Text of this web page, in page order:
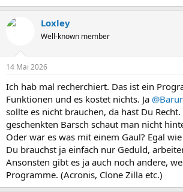
Loxley
Well-known member
14 Mai 2026
Ich hab mal recherchiert. Das ist ein
Funktionen und es kostet nichts. Ja
sollte es nicht brauchen, da hast Du
geschenkten Barsch schaut man nicht
Oder war es was mit einem Gaul? Egal
Du brauchst ja einfach nur Geduld,
Ansonsten gibt es ja auch noch andere,
Programme. (Acronis, Clone Zilla etc.)